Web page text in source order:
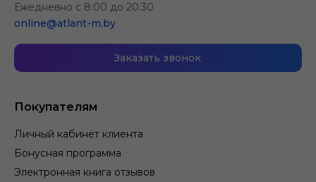
Покупателям
Личный кабинет клиента
Бонусная программа
Электронная книга отзывов
Ежедневно с 8:00 до 20:30
online@atlant-m.by
Заказать звонок